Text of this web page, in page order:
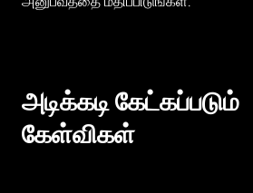
அடிக்கடி கேட்கப்படும்
கேள்விகள்